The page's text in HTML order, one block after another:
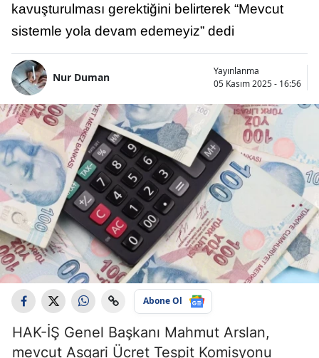
kavuşturulması gerektiğini belirterek “Mevcut
sistemle yola devam edemeyiz” dedi
Nur Duman
Yayınlanma
05 Kasım 2025 - 16:56
Abone Ol
HAK-İŞ Genel Başkanı Mahmut Arslan,
mevcut Asgari Ücret Tespit Komisyonu